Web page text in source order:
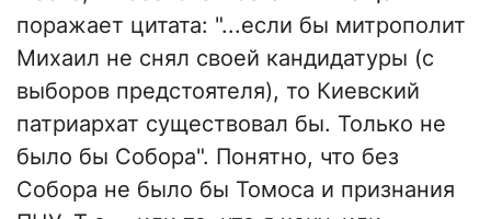
поражает цитата: "...если бы митрополит
Михаил не снял своей кандидатуры (с
выборов предстоятеля), то Киевский
патриархат существовал бы. Только не
было бы Собора". Понятно, что без
Собора не было бы Томоса и признания